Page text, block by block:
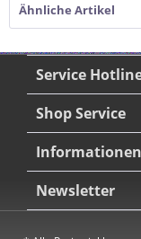
Ähnliche Artikel
Service
Shop Service
Informationen
Newsletter